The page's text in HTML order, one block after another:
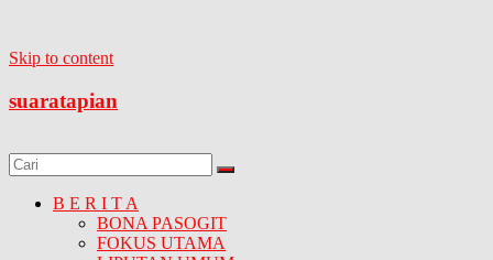
Skip to content
suaratapian
B E R I T A
BONA PASOGIT
FOKUS UTAMA